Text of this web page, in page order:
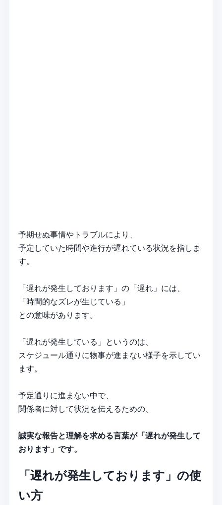
予期せぬ事情やトラブルにより、
予定していた時間や進行が遅れている状況を指しま
す。
「遅れが発生しております」の「遅れ」には、
「時間的なズレが生じている」
との意味があります。
「遅れが発生している」というのは、
スケジュール通りに物事が進まない様子を示してい
ます。
予定通りに進まない中で、
関係者に対して状況を伝えるための、
誠実な報告と理解を求める言葉が「遅れが発生して
おります」です。
「遅れが発生しております」の使
い方